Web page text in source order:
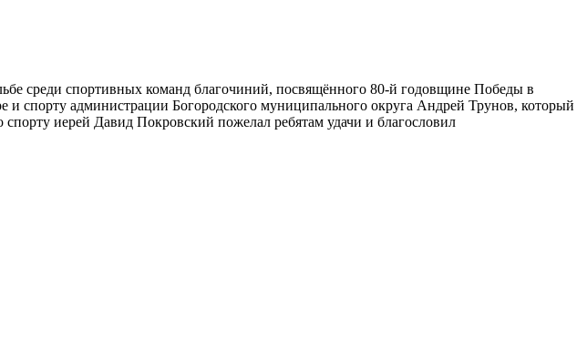
среди спортивных команд благочиний, посвящённого 80-й годовщине Победы в
спорту администрации Богородского муниципального округа Андрей Трунов, который
иерей Давид Покровский пожелал ребятам удачи и благословил